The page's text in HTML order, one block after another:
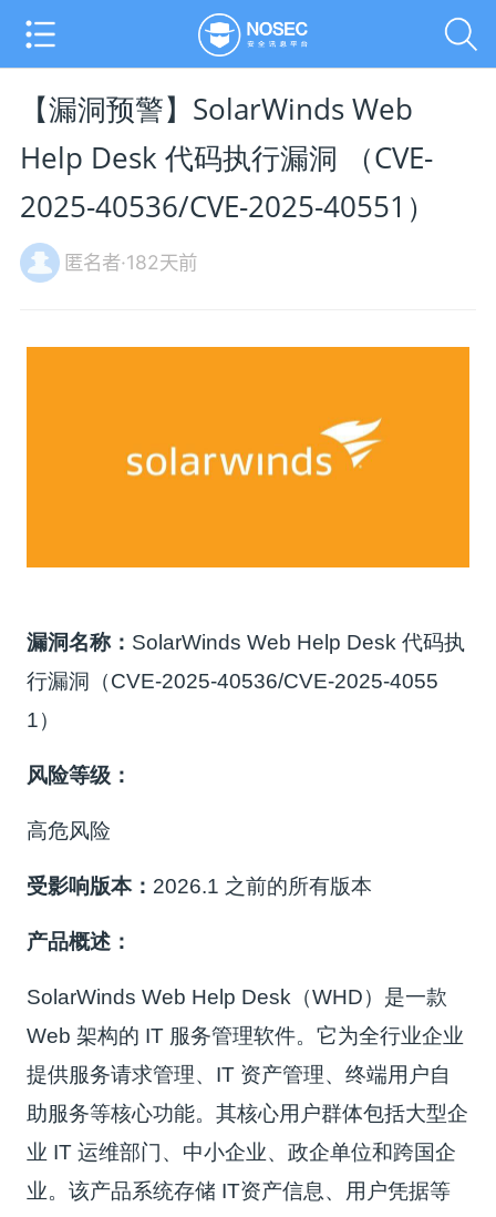
【漏洞预警】SolarWinds Web
Help Desk 代码执行漏洞 （CVE-
2025-40536/CVE-2025-40551）
匿名者·182天前
漏洞名称： SolarWinds Web Help Desk 代码执
行漏洞（CVE-2025-40536/CVE-2025-4055
1）
风险等级：
高危风险
受影响版本： 2026.1 之前的所有版本
产品概述：
SolarWinds Web Help Desk（WHD）是一款
Web 架构的 IT 服务管理软件。它为全行业企业
提供服务请求管理、IT 资产管理、终端用户自
助服务等核心功能。其核心用户群体包括大型企
业 IT 运维部门、中小企业、政企单位和跨国企
业。该产品系统存储 IT资产信息、用户凭据等